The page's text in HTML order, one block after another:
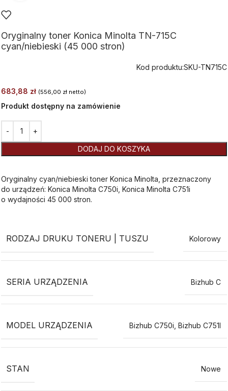
Oryginalny toner Konica Minolta TN-715C
cyan/niebieski (45 000 stron)
Kod produktu:SKU-TN715C
683,88 zł (556,00 zł netto)
Produkt dostępny na zamówienie
DODAJ DO KOSZYKA
Oryginalny cyan/niebieski toner Konica Minolta, przeznaczony
do urządzeń: Konica Minolta C750i, Konica Minolta C751i
o wydajności 45 000 stron.
RODZAJ DRUKU TONERU | TUSZU Kolorowy
SERIA URZĄDZENIA Bizhub C
MODEL URZĄDZENIA Bizhub C750i Bizhub C751I
STAN Nowe